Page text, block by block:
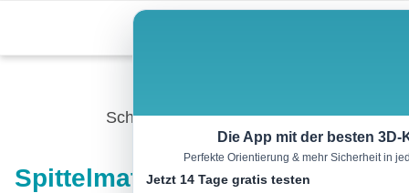
content
Schneeschuh
Spittelmatte Trail
Die App mit der besten 3D-
Perfekte Orientierung & mehr Sicherheit in
Jetzt 14 Tage gratis testen